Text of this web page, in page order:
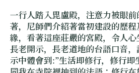
一行人踏入毘盧殿，注意力被眼
著， 尼師們介紹著當初建設的歷
緣，看著這座莊嚴的宮殿，令人
長老開示，長老道地的台語口音
示中體會到:”生活即修行，修行即